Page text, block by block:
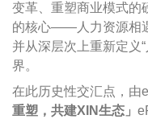
变革、重塑商业模式的
的核心—— 人力资源相
并从深层次上重新定义“
界。
在此历史性交汇点，由
重塑，共建XIN生态」